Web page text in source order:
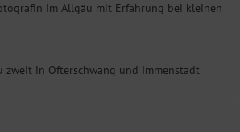
im Allgäu mit Erfahrung bei kleinen
zweit in Ofterschwang und Immenstadt